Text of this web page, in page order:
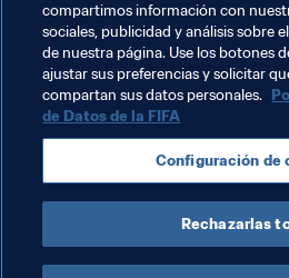
Legado
Cuando concluya la Copa
recinto seguirá siendo el hogar
ocasional del combinado
está construyendo en sus
residencial, la cual continuará
compartimos información con
sociales, publicidad y análisis sobre
de nuestra página. Use los botones
ajustar sus preferencias y solicitar
compartan sus datos personales.
de Datos de la FIFA
Configuración de
Rechazarlas